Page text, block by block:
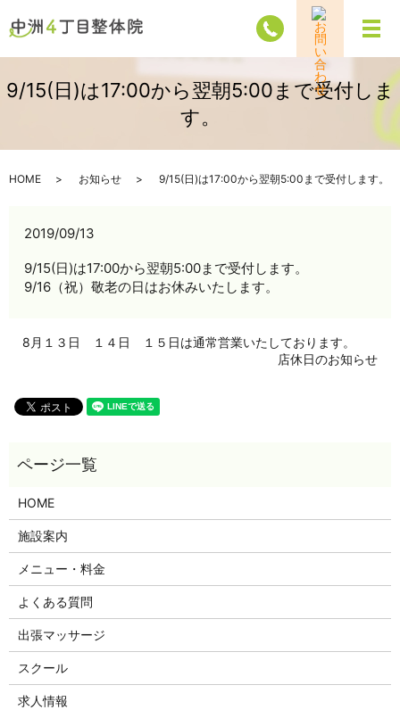
メ
9/15(日)は17:00から翌朝5:00まで受付しま
す。
HOME お知らせ 9/15(日)は17:00から翌朝5:00まで受付します。
2019/09/13
9/15(日)は17:00から翌朝5:00まで受付します。
9/16（祝）敬老の日はお休みいたします。
8月１３日 １４日 １５日は通常営業いたしております。
店休日のお知らせ
HOME
施設案内
メニュー・料金
よくある質問
出張マッサージ
スクール
求人情報